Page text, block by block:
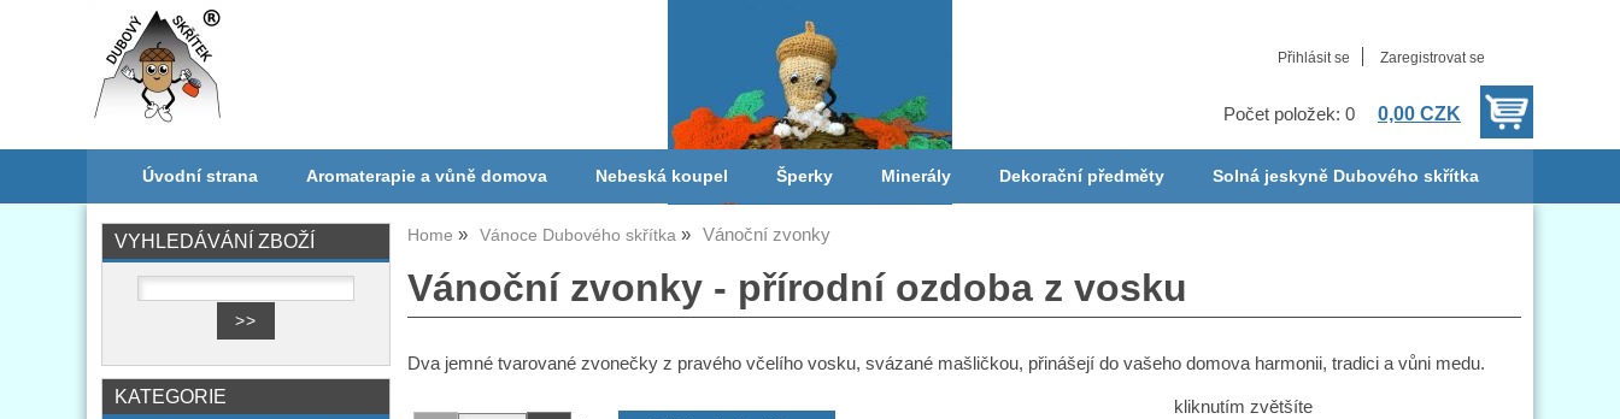
Přihlásit se Zaregistrovat se
Počet položek: 0 0,00 CZK
Úvodní strana Aromaterapie a vůně domova Nebeská koupel Šperky Minerály Dekorační předměty Solná jeskyně Dubového skřítka
Home Vánoce Dubového skřítka Vánoční zvonky
Vánoční zvonky - přírodní ozdoba z vosku
Dva jemné tvarované zvonečky z pravého včelího vosku, svázané mašličkou, přinášejí do vašeho domova harmonii, tradici a vůni medu.
kliknutím zvětšíte
VYHLEDÁVÁNÍ ZBOŽÍ
KATEGORIE